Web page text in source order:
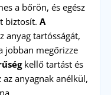
a bőrön, és egész
biztosít. A
anyag tartósságát,
jobban megőrizze
kellő tartást és
anyagnak anélkül,